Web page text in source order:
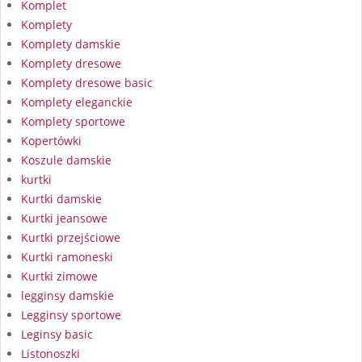
Komplet
Komplety
Komplety damskie
Komplety dresowe
Komplety dresowe basic
Komplety eleganckie
Komplety sportowe
Kopertówki
Koszule damskie
kurtki
Kurtki damskie
Kurtki jeansowe
Kurtki przejściowe
Kurtki ramoneski
Kurtki zimowe
legginsy damskie
Legginsy sportowe
Leginsy basic
Listonoszki